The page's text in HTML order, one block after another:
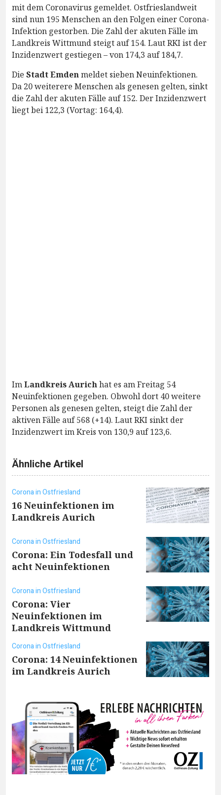
mit dem Coronavirus gemeldet. Ostfrieslandweit
sind nun 195 Menschen an den Folgen einer Corona-
Infektion gestorben. Die Zahl der akuten Fälle im
Landkreis Wittmund steigt auf 154. Laut RKI ist der
Inzidenzwert gestiegen – von 174,3 auf 184,7.
Die Stadt Emdenmeldet sieben Neuinfektionen.
Da 20 weiterere Menschen als genesen gelten, sinkt
die Zahl der akuten Fälle auf 152. Der Inzidenzwert
liegt bei 122,3 (Vortag: 164,4).
ImLandkreis Aurichhat es am Freitag 54
Neuinfektionen gegeben. Obwohl dort 40 weitere
Personen als genesen gelten, steigt die Zahl der
aktiven Fälle auf 568 (+14). Laut RKI sinkt der
Inzidenzwert im Kreis von 130,9 auf 123,6.
Ähnliche Artikel
Corona in Ostfriesland
16 Neuinfektionen im
Landkreis Aurich
Corona in Ostfriesland
Corona: Ein Todesfall und
acht Neuinfektionen
Corona in Ostfriesland
Corona: Vier
Neuinfektionen im
Landkreis Wittmund
Corona in Ostfriesland
Corona: 14 Neuinfektionen
im Landkreis Aurich